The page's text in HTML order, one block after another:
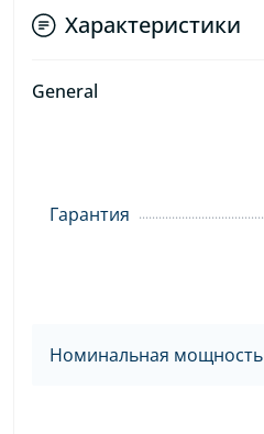
Характеристики
General
Гарантия
Номинальная мощность